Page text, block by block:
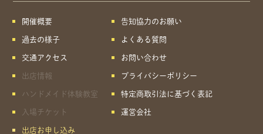
開催概要
過去の様子
交通アクセス
出店情報
ハンドメイド体験教室
入場チケット
出店お申し込み
告知協力のお願い
よくある質問
お問い合わせ
プライバシーポリシー
特定商取引法に基づく表記
運営会社